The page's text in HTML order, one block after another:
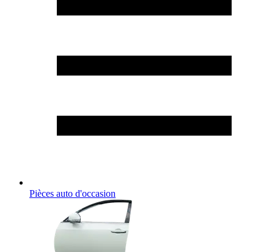
Pièces auto d'occasion